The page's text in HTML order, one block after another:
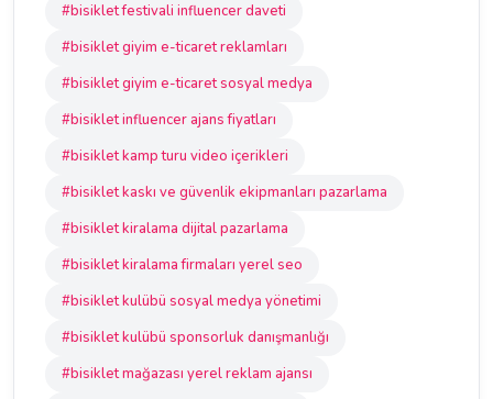
#bisiklet festivali influencer daveti
#bisiklet giyim e-ticaret reklamları
#bisiklet giyim e-ticaret sosyal medya
#bisiklet influencer ajans fiyatları
#bisiklet kamp turu video içerikleri
#bisiklet kaskı ve güvenlik ekipmanları pazarlama
#bisiklet kiralama dijital pazarlama
#bisiklet kiralama firmaları yerel seo
#bisiklet kulübü sosyal medya yönetimi
#bisiklet kulübü sponsorluk danışmanlığı
#bisiklet mağazası yerel reklam ajansı